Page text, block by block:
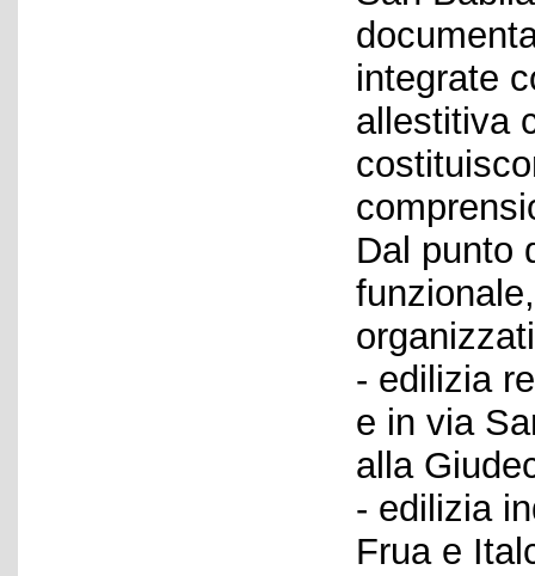
integrate
allestitiva
Dal punto
- edilizia
e in via
alla
- edilizia
Frua e